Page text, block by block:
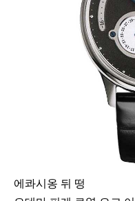
에콰시옹 뒤 떵